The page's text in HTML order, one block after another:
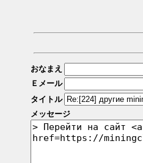
おなまえ
Ｅメール
タイトル
メッセージ